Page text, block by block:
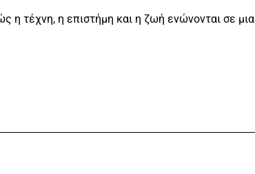
η τέχνη, η επιστήμη και η ζωή ενώνονται σε μια